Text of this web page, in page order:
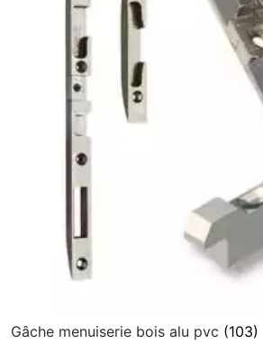
Gâche menuiserie bois alu pvc (103)